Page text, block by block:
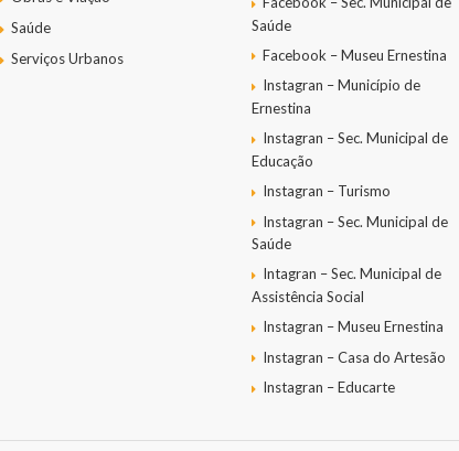
Saúde
Serviços Urbanos
Saúde
Facebook – Museu Ernestina
Instagran – Município de
Ernestina
Instagran – Sec. Municipal de
Educação
Instagran – Turismo
Instagran – Sec. Municipal de
Saúde
Intagran – Sec. Municipal de
Assistência Social
Instagran – Museu Ernestina
Instagran – Casa do Artesão
Instagran – Educarte